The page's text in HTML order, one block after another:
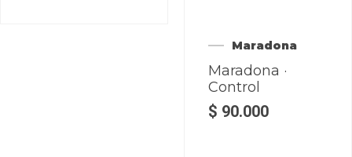
Maradona
Maradona ·
Control
$ 90.000